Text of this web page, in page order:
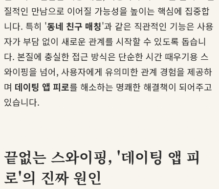
질적인 만남으로 이어질 가능성을 높이는 핵심에 집중합
니다. 특히 '동네 친구 매칭'과 같은 직관적인 기능은 사용
자가 부담 없이 새로운 관계를 시작할 수 있도록 돕습니
다. 본질에 충실한 접근 방식은 단순한 시간 때우기용 스
와이핑을 넘어, 사용자에게 유의미한 관계 경험을 제공하
며 데이팅 앱 피로를 해소하는 명쾌한 해결책이 되어주고
있습니다.
끝없는 스와이핑, '데이팅 앱 피
로'의 진짜 원인